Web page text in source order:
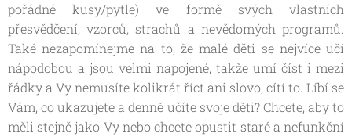
pořádné kusy/pytle) ve formě svých vlastních
přesvědčení, vzorců, strachů a nevědomých programů.
Také nezapomínejme na to, že malé děti se nejvíce učí
nápodobou a jsou velmi napojené, takže umí číst i mezi
řádky a Vy nemusíte kolikrát říct ani slovo, cítí to. Líbí se
Vám, co ukazujete a denně učíte svoje děti? Chcete, aby to
měli stejně jako Vy nebo chcete opustit staré a nefunkční